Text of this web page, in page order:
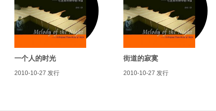
一个人的时光
2010-10-27 发行
街道的寂寞
2010-10-27 发行